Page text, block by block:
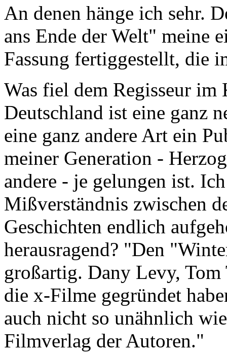
An denen hänge ich sehr.
ans Ende der Welt" meine
Fassung fertiggestellt, die
Was fiel dem Regisseur
Deutschland ist eine ganz
eine ganz andere Art ein
meiner Generation -
andere - je gelungen ist.
Mißverständnis zwischen
Geschichten endlich
herausragend? "Den
großartig. Dany Levy,
die x-Filme gegründet
auch nicht so unähnlich
Filmverlag der Autoren."